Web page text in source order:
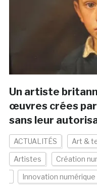
Un artiste
œuvres crées par
sans leur
ACTUALITÉS Art &
Artistes Création
Innovation numérique